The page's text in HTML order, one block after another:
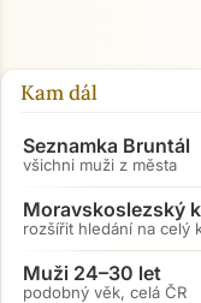
Kam dál
Seznamka Bruntál
všichni muži z města
Moravskoslezský
rozšířit hledání na celý
Muži 24–30 let
podobný věk, celá ČR